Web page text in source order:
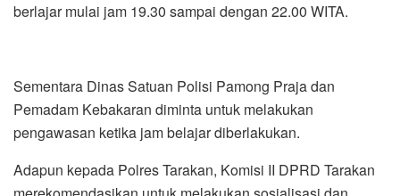
berlajar mulai jam 19.30 sampai dengan 22.00 WITA.
Sementara Dinas Satuan Polisi Pamong Praja dan
Pemadam Kebakaran diminta untuk melakukan
pengawasan ketika jam belajar diberlakukan.
Adapun kepada Polres Tarakan, Komisi II DPRD Tarakan